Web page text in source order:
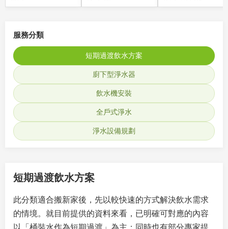
服務分類
短期過渡飲水方案
廚下型淨水器
飲水機安裝
全戶式淨水
淨水設備規劃
短期過渡飲水方案
此分類適合搬新家後，先以較快速的方式解決飲水需求
的情境。就目前提供的資料來看，已明確可對應的內容
以「桶裝水作為短期過渡」為主；同時也有部分專家提